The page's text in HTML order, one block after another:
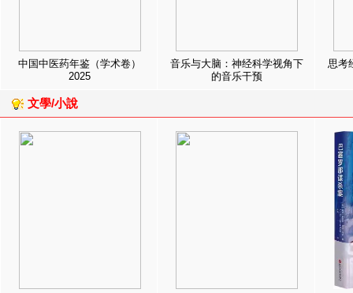
中国中医药年鉴（学术卷）
2025
音乐与大脑：神经科学视角下
的音乐干预
思考
文學/小說